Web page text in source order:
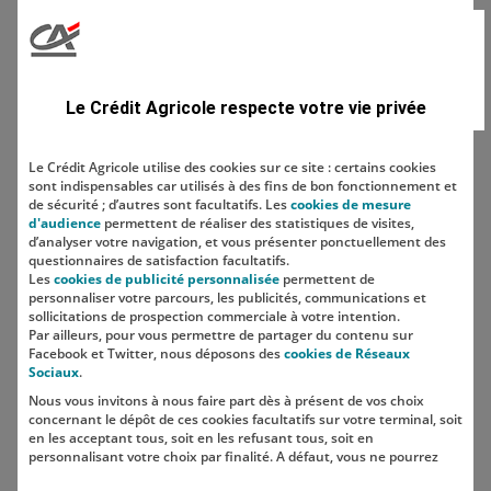
Localisation
SUIVEZ-NOUS SUR LES RÉSEAUX
SOCIAUX
Le Crédit Agricole respecte votre vie privée
Le Crédit Agricole utilise des cookies sur ce site : certains cookies
sont indispensables car utilisés à des fins de bon fonctionnement et
de sécurité ; d’autres sont facultatifs. Lescookies de mesure
d'audience permettent de réaliser des statistiques de visites,
d’analyser votre navigation, et vous présenter ponctuellement des
questionnaires de satisfaction facultatifs.
Lescookies de publicité personnalisée permettent de
personnaliser votre parcours, les publicités, communications et
sollicitations de prospection commerciale à votre intention.
Par ailleurs, pour vous permettre de partager du contenu sur
Facebook et Twitter, nous déposons descookies de Réseaux
Sociaux.
Nous vous invitons à nous faire part dès à présent de vos choix
concernant le dépôt de ces cookies facultatifs sur votre terminal, soit
en les acceptant tous, soit en les refusant tous, soit en
personnalisant votre choix par finalité. A défaut, vous ne pourrez